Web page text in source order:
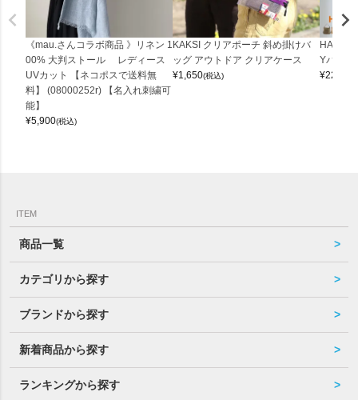
《mau.さんコラボ商品 》リネン 1
00% 大判ストール レディース
UVカット 【ネコポスで送料無
料】 (08000252r) 【名入れ刺繍可
能】
¥5,900(税込)
KAKSI クリアポーチ 斜め掛けバ
ッグ アウトドア クリアケース
¥1,650(税込)
Yバッグ
¥22,000
ITEM
商品一覧
カテゴリから探す
ブランドから探す
新着商品から探す
ランキングから探す